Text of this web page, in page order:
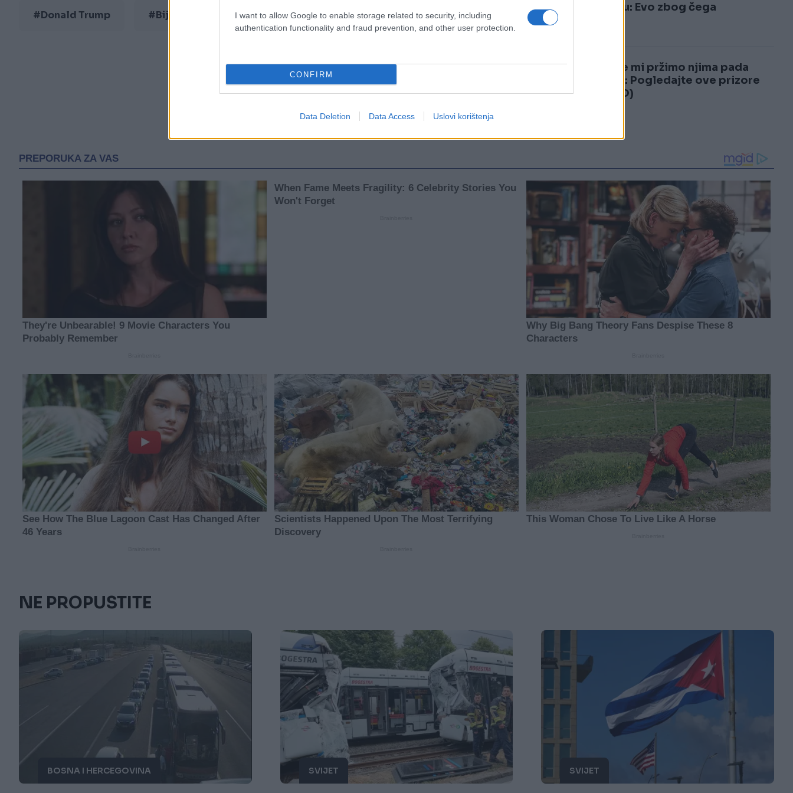
I want to allow Google to enable storage related to security, including
authentication functionality and fraud prevention, and other user protection.
CONFIRM
Data Deletion Data Access Uslovi korištenja
#Donald Trump #Bijela kuća #iftar
vraćaju: Evo zbog čega
4
Dok se mi pržimo njima pada
snijeg: Pogledajte ove prizore
(VIDEO)
NE PROPUSTITE
BOSNA I HERCEGOVINA SVIJET SVIJET